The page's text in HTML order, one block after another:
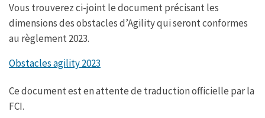
e
o
o
t
e
r
t
A
p
s
a
g
e
Vous trouverez ci-joint le document précisant les
dimensions des obstacles d’Agility qui seront conformes
au règlement 2023.
Obstacles agility 2023
Ce document est en attente de traduction officielle par la
FCI.